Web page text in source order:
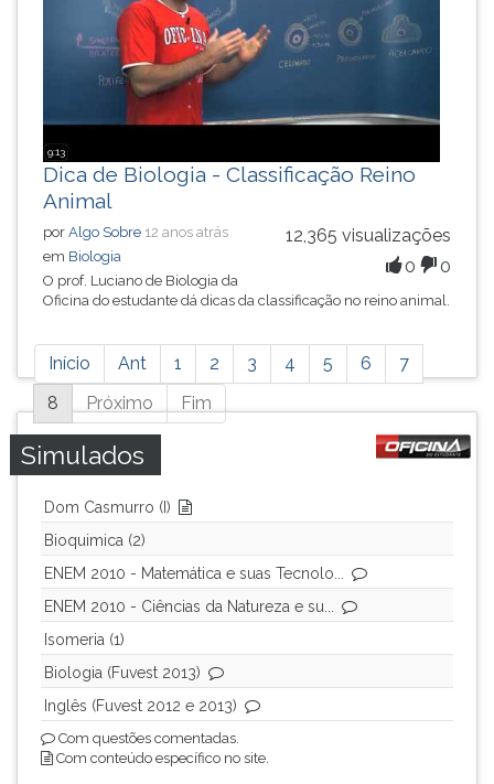
9:13
Dica de Biologia - Classificação Reino
Animal
12,365 visualizações
0
0
por Algo Sobre 12 anos atrás
em Biologia
O prof. Luciano de Biologia da
Oficina do estudante dá dicas da classificação no reino animal.
Está
página
possui
mais
resultados,
pressione
tab
e
ENTER
para
a
próxima
página.
Início Ant 1 2 3 4 5 6
7
8
Próximo Fim
Simulados
Dom Casmurro (I)
Bioquimica (2)
ENEM 2010 - Matemática e suas Tecnolo...
ENEM 2010 - Ciências da Natureza e su...
Isomeria (1)
Biologia (Fuvest 2013)
Inglês (Fuvest 2012 e 2013)
Com questões comentadas.
Com conteúdo específico no site.